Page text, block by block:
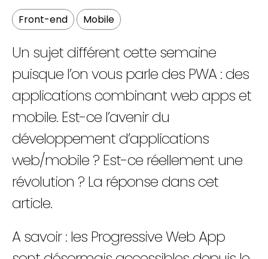
FR EN
Front-end Mobile
Un sujet différent cette semaine
puisque l’on vous parle des PWA : des
applications combinant web apps et
mobile. Est-ce l’avenir du
développement d’applications
web/mobile ? Est-ce réellement une
révolution ? La réponse dans cet
article.
A savoir : les Progressive Web App